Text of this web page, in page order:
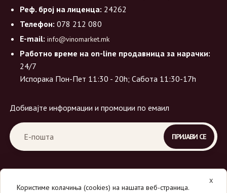
Реф. број на лиценца: 24262
Телефон: 078 212 080
E-mail: info@vinomarket.mk
Работно време на on-line продавница за нарачки:
24/7
Испорака Пон-Пет 11:30 - 20h; Сабота 11:30-17h
Добивајте информации и промоции по емаил
X
Користиме колачиња (cookies) на нашата веб-страница.